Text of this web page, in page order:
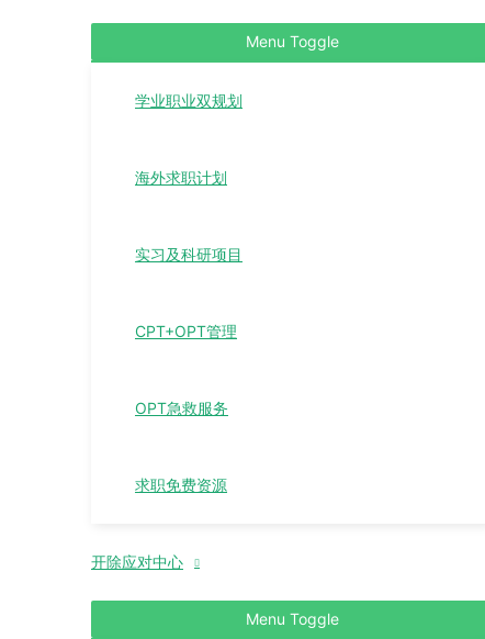
Menu Toggle
学业职业双规划
海外求职计划
实习及科研项目
CPT+OPT管理
OPT急救服务
求职免费资源
开除应对中心
Menu Toggle